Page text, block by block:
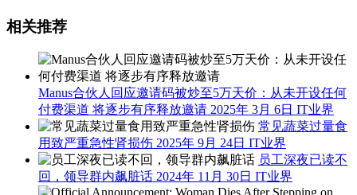
相关推荐
Manus合伙人回应邀请码被炒至5万天价：从未开设任何
付费渠道 将逐步有序释放邀请 2025年 3月 6日 IT业界
常见蔬菜过量食
用致严重急性肾损伤 2025年 9月 24日 IT业界
员工深夜已读不
回，领导群内飙脏话 2024年 11月 30日 IT业界